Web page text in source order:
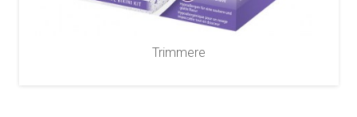
Trimmere